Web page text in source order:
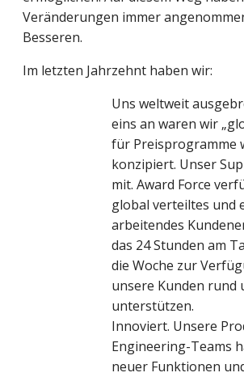
Veränderungen immer
Besseren.
Im letzten Jahrzehnt haben wir:
Uns weltweit
eins an waren wir
für Preisprogramme
konzipiert. Unser
mit. Award Force
global verteiltes und
arbeitendes
das 24 Stunden am
die Woche zur
unsere Kunden rund
unterstützen.
Innoviert. Unsere
Engineering-Teams
neuer Funktionen